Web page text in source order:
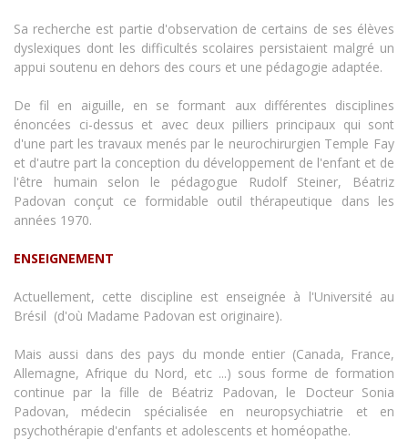
Sa recherche est partie d'observation de certains de ses élèves
dyslexiques dont les difficultés scolaires persistaient malgré un
appui soutenu en dehors des cours et une pédagogie adaptée.
De fil en aiguille, en se formant aux différentes disciplines
énoncées ci-dessus et avec deux pilliers principaux qui sont
d'une part les travaux menés par le neurochirurgien Temple Fay
et d'autre part la conception du développement de l'enfant et de
l'être humain selon le pédagogue Rudolf Steiner, Béatriz
Padovan conçut ce formidable outil thérapeutique dans les
années 1970.
ENSEIGNEMENT
Actuellement, cette discipline est enseignée à l'Université au
Brésil (d'où Madame Padovan est originaire).
Mais aussi dans des pays du monde entier (Canada, France,
Allemagne, Afrique du Nord, etc ...) sous forme de formation
continue par la fille de Béatriz Padovan, le Docteur Sonia
Padovan, médecin spécialisée en neuropsychiatrie et en
psychothérapie d'enfants et adolescents et homéopathe.